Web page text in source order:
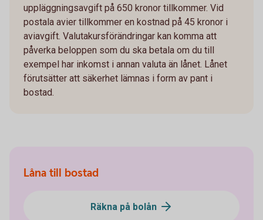
uppläggningsavgift på 650 kronor tillkommer. Vid
postala avier tillkommer en kostnad på 45 kronor i
aviavgift. Valutakursförändringar kan komma att
påverka beloppen som du ska betala om du till
exempel har inkomst i annan valuta än lånet. Lånet
förutsätter att säkerhet lämnas i form av pant i
bostad.
Låna till bostad
Räkna på bolån